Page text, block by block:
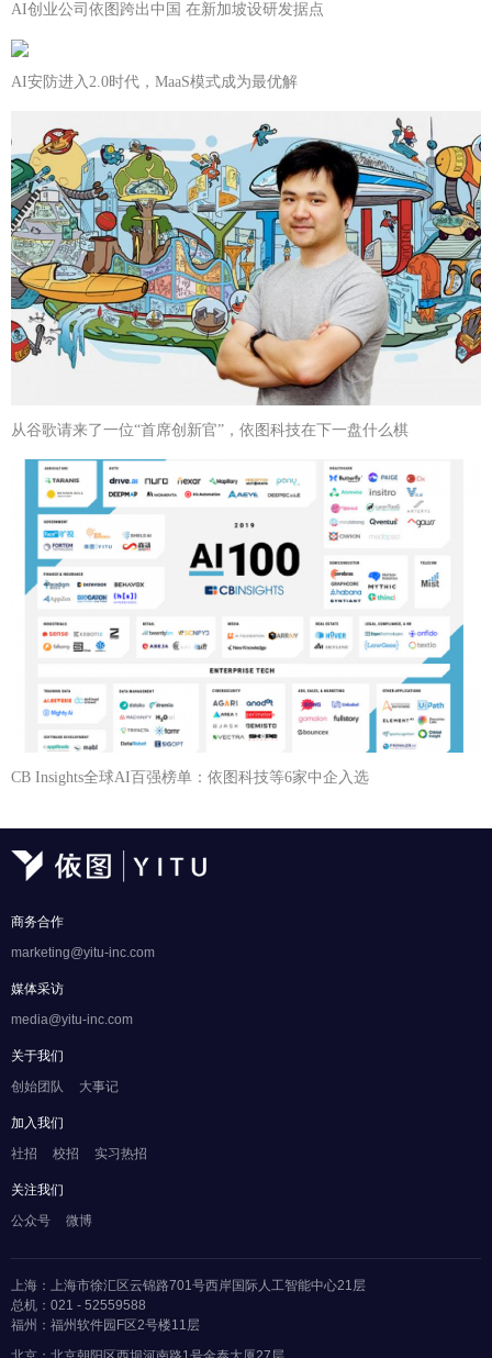
AI创业公司依图跨出中国 在新加坡设研发据点
AI安防进入2.0时代，MaaS模式成为最优解
从谷歌请来了一位“首席创新官”，依图科技在下一盘什么棋
CB Insights全球AI百强榜单：依图科技等6家中企入选
商务合作
marketing@yitu-inc.com
媒体采访
media@yitu-inc.com
关于我们
创始团队
大事记
加入我们
社招
校招 实习热招
关注我们
公众号
微博
上海：上海市徐汇区云锦路701号西岸国际人工智能中心21层
总机：021 - 52559588
福州：福州软件园F区2号楼11层